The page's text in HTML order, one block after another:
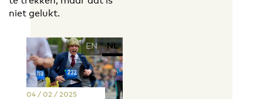
niet gelukt.
EN NL
04 / 02 / 2025